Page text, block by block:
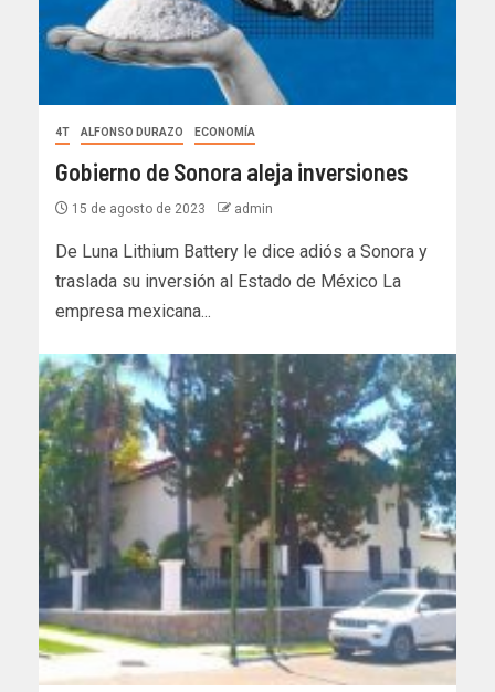
4T ALFONSO DURAZO ECONOMÍA
Gobierno de Sonora aleja inversiones
15 de agosto de 2023 admin
De Luna Lithium Battery le dice adiós a Sonora y
traslada su inversión al Estado de México La
empresa mexicana...